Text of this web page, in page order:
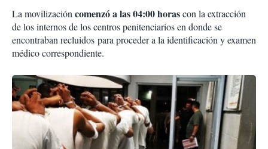
La movilizacióncomenzó a las 04:00 horascon la extracción
de los internos de los centros penitenciarios en donde se
encontraban recluidos para proceder a la identificación y examen
médico correspondiente.